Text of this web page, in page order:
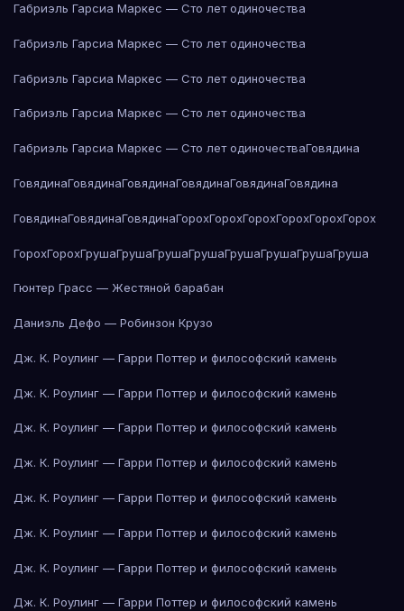
Габриэль Гарсиа Маркес — Сто лет одиночества
Габриэль Гарсиа Маркес — Сто лет одиночества
Габриэль Гарсиа Маркес — Сто лет одиночества
Габриэль Гарсиа Маркес — Сто лет одиночества
Габриэль Гарсиа Маркес — Сто лет одиночестваГовядина
ГовядинаГовядинаГовядинаГовядинаГовядинаГовядина
ГовядинаГовядинаГовядинаГорохГорохГорохГорохГорохГорох
ГорохГорохГрушаГрушаГрушаГрушаГрушаГрушаГрушаГруша
Гюнтер Грасс — Жестяной барабан
Даниэль Дефо — Робинзон Крузо
Дж. К. Роулинг — Гарри Поттер и философский камень
Дж. К. Роулинг — Гарри Поттер и философский камень
Дж. К. Роулинг — Гарри Поттер и философский камень
Дж. К. Роулинг — Гарри Поттер и философский камень
Дж. К. Роулинг — Гарри Поттер и философский камень
Дж. К. Роулинг — Гарри Поттер и философский камень
Дж. К. Роулинг — Гарри Поттер и философский камень
Дж. К. Роулинг — Гарри Поттер и философский камень